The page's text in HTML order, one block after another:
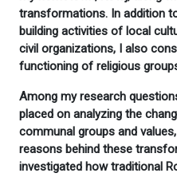
transformations. In addition
building activities of local
civil organizations, I also
functioning of religious
Among my research
placed on analyzing the
communal groups and
reasons behind these
investigated how traditional